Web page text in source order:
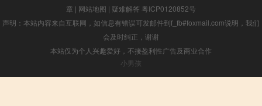
章 | 网站地图 | 疑难解答 粤ICP0120852号
声明：本站内容来自互联网，如信息有错误可发邮件到f_fb#foxmail.com说明，我们
会及时纠正，谢谢
本站仅为个人兴趣爱好，不接盈利性广告及商业合作
小男孩